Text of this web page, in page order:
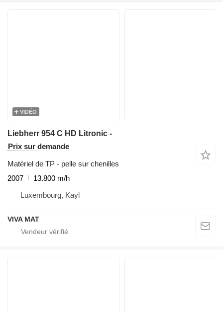
VIDÉO
Liebherr 954 C HD Litronic -
Prix sur demande
Matériel de TP - pelle sur chenilles
2007
13.800 m/h
Luxembourg, Kayl
VIVA MAT